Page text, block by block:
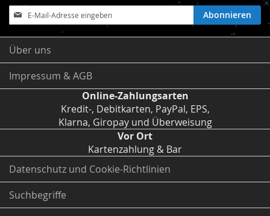
Anmeldung
zum
Newsletter:
Abonnieren
Über uns
Impressum & AGB
Online-Zahlungsarten
Kredit-, Debitkarten, PayPal, EPS,
Klarna, Giropay und Überweisung
Vor Ort
Kartenzahlung & Bar
Datenschutz und Cookie-Richtlinien
Suchbegriffe